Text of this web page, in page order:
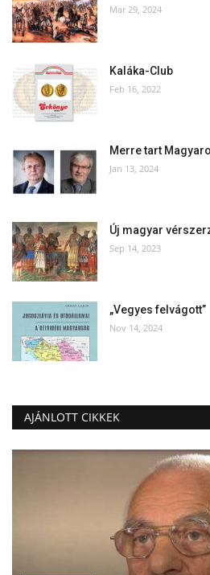
Mar 29, 2024
Kaláka-Club
Feb 16, 2022
Merre tart
Jan 13, 2024
Új magyar
Sep 14, 2023
„Vegyes felvágott”
Nov 14, 2024
AJÁNLOTT CIKKEK